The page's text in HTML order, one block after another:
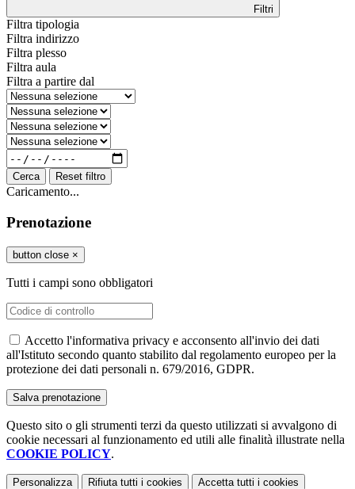
Filtri
Filtra tipologia
Filtra indirizzo
Filtra plesso
Filtra aula
Filtra a partire dal
Cerca Reset filtro
Caricamento...
Prenotazione
button close ×
Tutti i campi sono obbligatori
Accetto l'informativa privacy e acconsento all'invio dei dati
all'Istituto secondo quanto stabilito dal regolamento europeo per la
protezione dei dati personali n. 679/2016, GDPR.
Questo sito o gli strumenti terzi da questo utilizzati si avvalgono di
cookie necessari al funzionamento ed utili alle finalità illustrate nella
COOKIE POLICY.
Personalizza Rifiuta tutti i cookies Accetta tutti i cookies